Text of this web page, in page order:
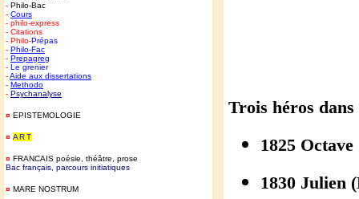
- Philo-Bac
- Cours
- philo-express
- Citations
- Philo-Prépas
- Philo-Fac
- Prepagreg
- Le grenier
-Aide aux dissertations
- Methodo
- Psychanalyse
¤ EPISTEMOLOGIE
¤ ART
¤ FRANCAIS poésie, théâtre, prose
Bac français, parcours initiatiques
¤ MARE NOSTRUM
Trois héros
1825
1830 Julien